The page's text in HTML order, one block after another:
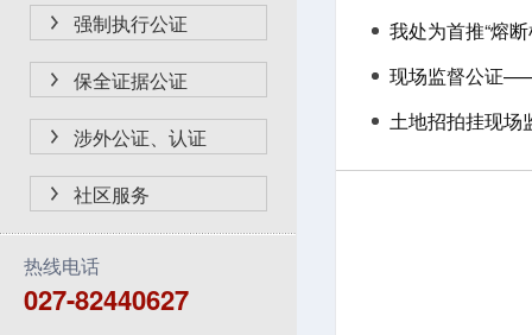
强制执行公证
保全证据公证
涉外公证、认证
社区服务
热线电话
027-82440627
我处为首推“熔
现场监督公证
土地招拍挂现场